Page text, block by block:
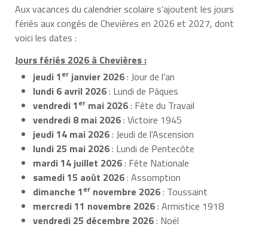
Aux vacances du calendrier scolaire s’ajoutent les jours
fériés aux congés de Chevières en 2026 et 2027, dont
voici les dates :
Jours fériés 2026 à Chevières :
jeudi 1er janvier 2026: Jour de l'an
lundi 6 avril 2026: Lundi de Pâques
vendredi 1er mai 2026: Fête du Travail
vendredi 8 mai 2026: Victoire 1945
jeudi 14 mai 2026: Jeudi de l'Ascension
lundi 25 mai 2026: Lundi de Pentecôte
mardi 14 juillet 2026: Fête Nationale
samedi 15 août 2026: Assomption
dimanche 1er novembre 2026: Toussaint
mercredi 11 novembre 2026: Armistice 1918
vendredi 25 décembre 2026: Noël